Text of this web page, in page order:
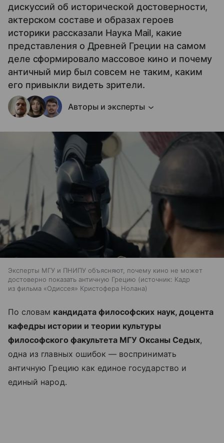
дискуссий об исторической достоверности,
актерском составе и образах героев
историки рассказали Наука Mail, какие
представления о Древней Греции на самом
деле сформировало массовое кино и почему
античный мир был совсем не таким, каким
его привыкли видеть зрители.
Авторы и эксперты
Эксперты МГУ и ПНИПУ объясняют, почему кино не может
достоверно показать античную Грецию
источник: Кадр
из фильма «Одиссея» Кристофера Нолана
По словам кандидата философских наук, доцента
кафедры истории и теории культуры
философского факультета МГУ Оксаны Седых,
одна из главных ошибок — воспринимать
античную Грецию как единое государство и
единый народ.